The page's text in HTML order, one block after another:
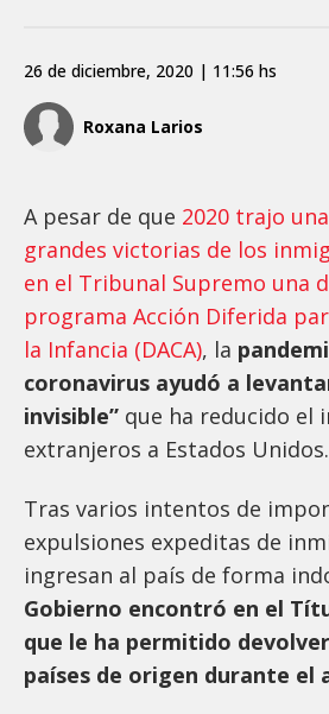
Roxana Larios
26 de diciembre, 2020 | 11:56 hs
A pesar de que 2020 trajo
grandes victorias de los
en el Tribunal Supremo una
programa Acción Diferida
la Infancia (DACA), la
coronavirus ayudó a
invisible” que ha reducido el
extranjeros a Estados Unidos.
Tras varios intentos de
expulsiones expeditas de
ingresan al país de forma
Gobierno encontró en el
que le ha permitido
países de origen durante el